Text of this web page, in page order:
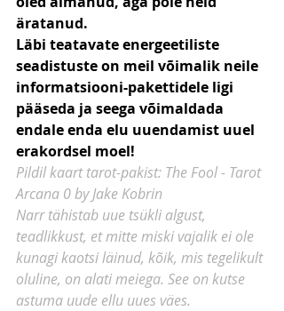
äratanud.
Läbi teatavate energeetiliste
seadistuste on meil võimalik neile
informatsiooni-pakettidele ligi
pääseda ja seega võimaldada
endale enda elu uuendamist uuel
erakordsel moel!
Pildil kaart tarot-pakist: The Fool - Tarot
Arcana 0 by Jake Kobrin
Narr tähistab uue tsükli algust,
teadlikkust, et mitte miski vajalik ei ole
kunagi kaotsi läinud, kõik, mis tegelikult
oluline, on alati meiega. See on kutse
astuma uude ellu uues väes.